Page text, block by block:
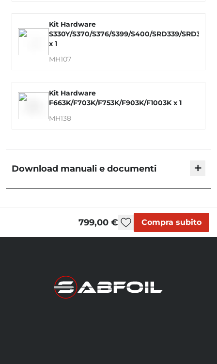
Kit Hardware
S330Y/S370/S376/S399/S400/SRD339/SRD379
x 1
MH107
Kit Hardware
F663K/F703K/F753K/F903K/F1003K x 1
MH138
Download manuali e documenti +
799,00 € Compra subito